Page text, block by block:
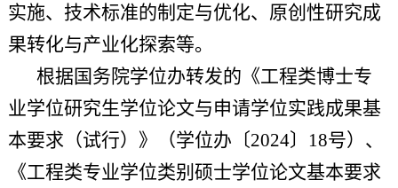
实施、技术标准的制定与优化、原创性研究成
果转化与产业化探索等。
根据国务院学位办转发的《工程类博士专
业学位研究生学位论文与申请学位实践成果基
本要求（试行）》（学位办〔2024〕18号）、
《工程类专业学位类别硕士学位论文基本要求